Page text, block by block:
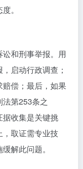
。
和刑事举报。用
启动行政调查；
偿；最后，如果
第253条之
收集是关键挑
取证需专业技
解此问题。